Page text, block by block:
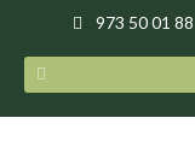
973 50 01 88